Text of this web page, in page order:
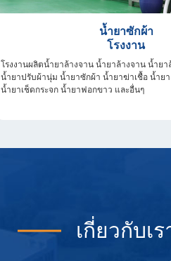
น้ำยาซักผ้า
โรงงาน
โรงงานผลิตน้ำยาล้างจาน น้ำยาล้างจาน น้ำย
น้ำยาปรับผ้านุ่ม น้ำยาซักผ้า น้ำยาฆ่าเชื้อ น้ำย
น้ำยาเช็ดกระจก น้ำยาฟอกขาว และอื่นๆ
เกี่ยวกับเร